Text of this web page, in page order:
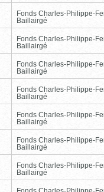
Fonds Charles-Philippe-
Baillairgé
Fonds Charles-Philippe-
Baillairgé
Fonds Charles-Philippe-
Baillairgé
Fonds Charles-Philippe-
Baillairgé
Fonds Charles-Philippe-
Baillairgé
Fonds Charles-Philippe-
Baillairgé
Fonds Charles-Philippe-
Baillairgé